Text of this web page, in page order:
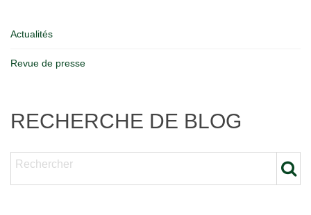
Actualités
Revue de presse
RECHERCHE DE BLOG